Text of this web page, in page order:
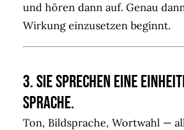
und hören dann auf. Genau
Wirkung einzusetzen beginnt.
3. Sie sprechen eine
Sprache.
Ton, Bildsprache, Wortwahl —